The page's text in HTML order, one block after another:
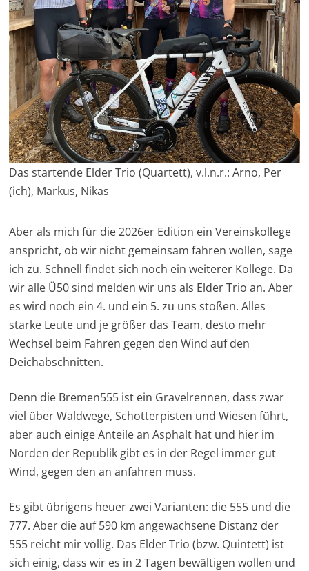
Das startende Elder Trio (Quartett), v.l.n.r.: Arno, Per
(ich), Markus, Nikas
Aber als mich für die 2026er Edition ein Vereinskollege
anspricht, ob wir nicht gemeinsam fahren wollen, sage
ich zu. Schnell findet sich noch ein weiterer Kollege. Da
wir alle Ü50 sind melden wir uns als Elder Trio an. Aber
es wird noch ein 4. und ein 5. zu uns stoßen. Alles
starke Leute und je größer das Team, desto mehr
Wechsel beim Fahren gegen den Wind auf den
Deichabschnitten.
Denn die Bremen555 ist ein Gravelrennen, dass zwar
viel über Waldwege, Schotterpisten und Wiesen führt,
aber auch einige Anteile an Asphalt hat und hier im
Norden der Republik gibt es in der Regel immer gut
Wind, gegen den an anfahren muss.
Es gibt übrigens heuer zwei Varianten: die 555 und die
777. Aber die auf 590 km angewachsene Distanz der
555 reicht mir völlig. Das Elder Trio (bzw. Quintett) ist
sich einig, dass wir es in 2 Tagen bewältigen wollen und